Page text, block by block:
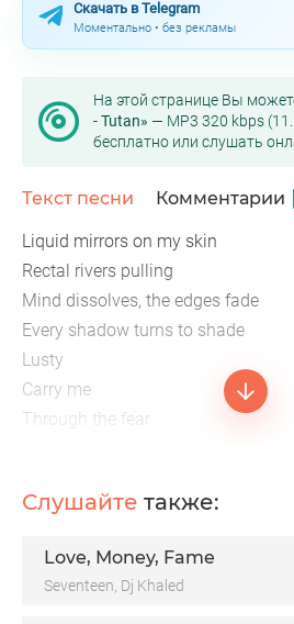
Скачать в Telegram
Моментально • без рекламы
На этой странице Вы
- Tutan» — MP3 320 kbps
бесплатно или слушать
Текст песни Комментарии
Liquid mirrors on my skin
Rectal rivers pulling
Mind dissolves, the edges fade
Every shadow turns to shade
Lusty
Carry me
Through the fear
Open eyes
Слушайте также:
Love, Money, Fame
Seventeen, Dj Khaled